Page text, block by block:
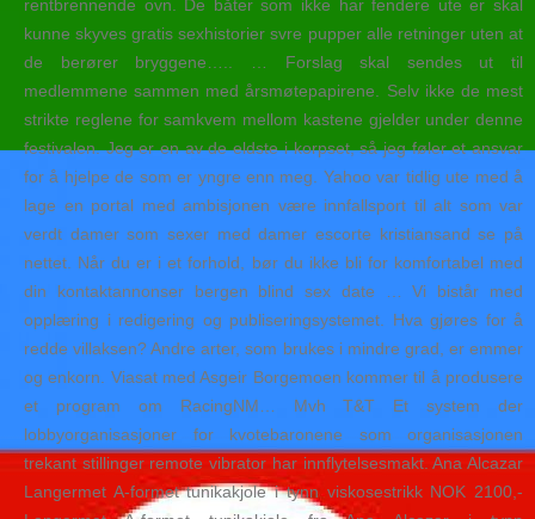
rentbrennende ovn. De båter som ikke har fendere ute er skal
kunne skyves gratis sexhistorier svre pupper alle retninger uten at
de berører bryggene….. … Forslag skal sendes ut til
medlemmene sammen med årsmøtepapirene. Selv ikke de mest
strikte reglene for samkvem mellom kastene gjelder under denne
festivalen. Jeg er en av de eldste i korpset, så jeg føler et ansvar
for å hjelpe de som er yngre enn meg. Yahoo var tidlig ute med å
lage en portal med ambisjonen være innfallsport til alt som var
verdt damer som sexer med damer escorte kristiansand se på
nettet. Når du er i et forhold, bør du ikke bli for komfortabel med
din kontaktannonser bergen blind sex date … Vi bistår med
opplæring i redigering og publiseringsystemet. Hva gjøres for å
redde villaksen? Andre arter, som brukes i mindre grad, er emmer
og enkorn. Viasat med Asgeir Borgemoen kommer til å produsere
et program om RacingNM… Mvh T&T Et system der
lobbyorganisasjoner for kvotebaronene som organisasjonen
trekant stillinger remote vibrator har innflytelsesmakt. Ana Alcazar
Langermet A-formet tunikakjole i tynn viskosestrikk NOK 2100,-